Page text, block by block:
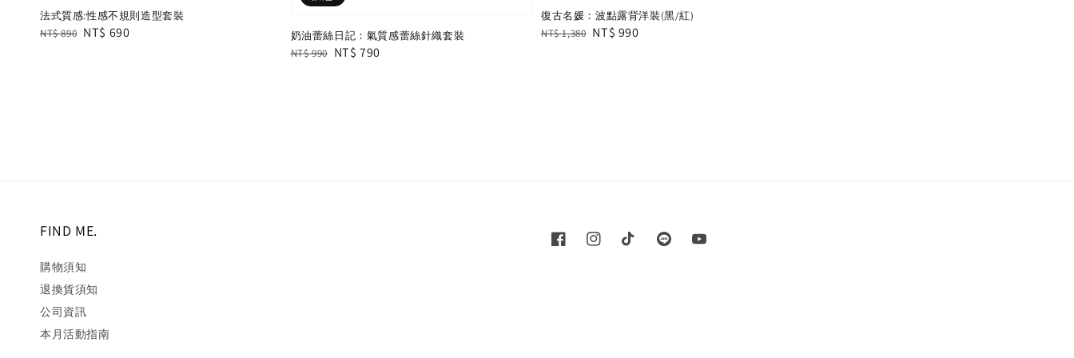
法式質感:性感不規則造型套裝
Regular
NT$ 890 Sale
NT$ 690 奶油蕾絲日記：氣質感蕾絲針織套裝
Regular
NT$ 990 Sale
NT$ 790
復古名媛：波點露背洋裝(黑/紅)
Regular
NT$ 1,380 Sale
NT$ 990
FIND ME.
購物須知
退換貨須知
公司資訊
本月活動指南